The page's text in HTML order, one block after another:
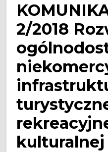
2/2018
kulturalnej